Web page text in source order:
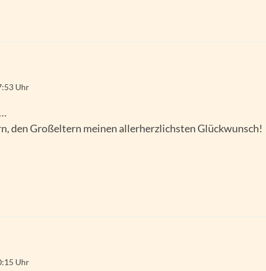
Uhr
den Großeltern meinen allerherzlichsten Glückwunsch!
Uhr